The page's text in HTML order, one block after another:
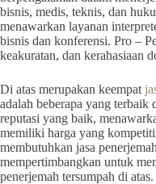
bisnis, medis, teknis, dan
menawarkan layanan
bisnis dan konferensi. Pro –
keakuratan, dan kerahasiaan
Di atas merupakan keempat
adalah beberapa yang
reputasi yang baik,
memiliki harga yang
membutuhkan jasa
mempertimbangkan untuk
penerjemah tersumpah di atas.